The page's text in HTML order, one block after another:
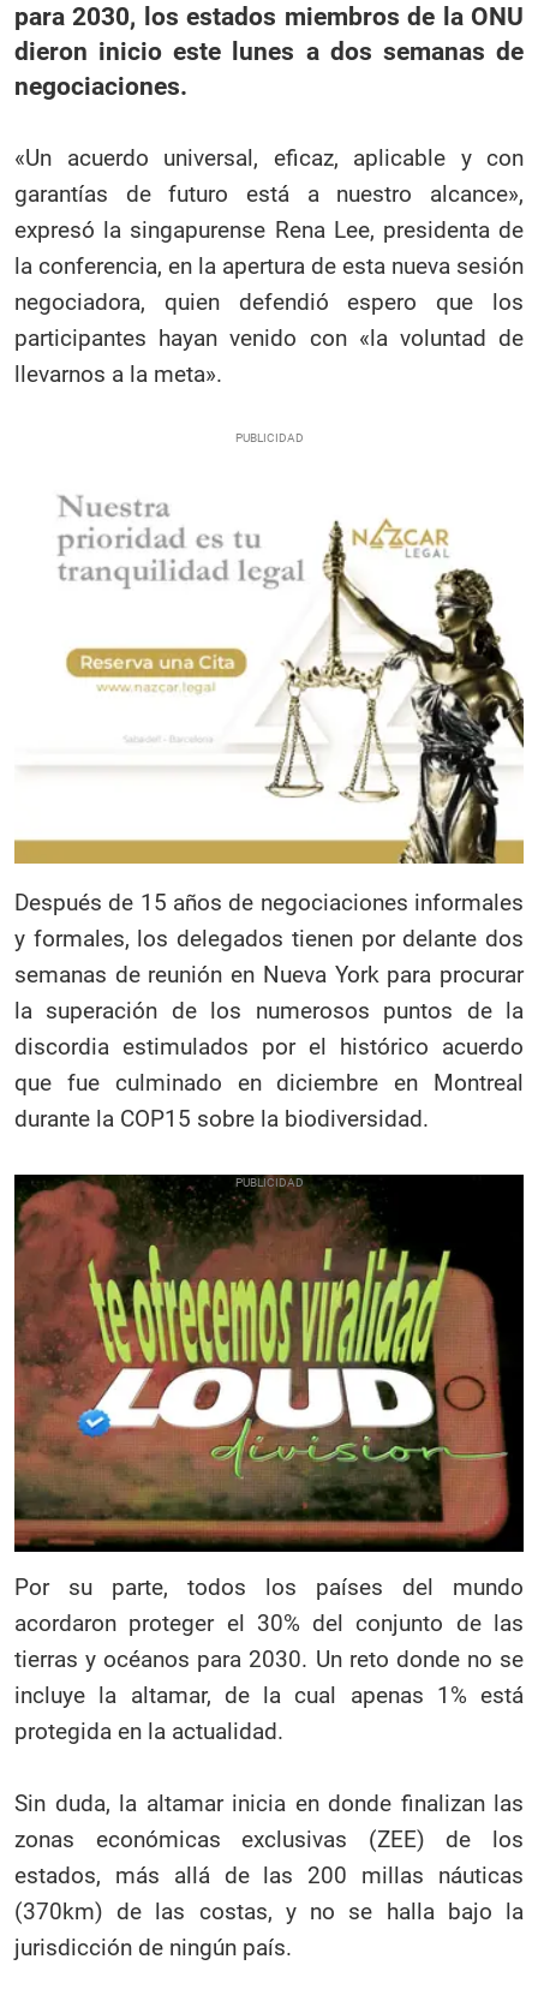
para 2030, los estados miembros de la ONU
dieron inicio este lunes a dos semanas de
negociaciones.
«Un acuerdo universal, eficaz, aplicable y con
garantías de futuro está a nuestro alcance»,
expresó la singapurense Rena Lee, presidenta de
la conferencia, en la apertura de esta nueva sesión
negociadora, quien defendió espero que los
participantes hayan venido con «la voluntad de
llevarnos a la meta».
Después de 15 años de negociaciones informales
y formales, los delegados tienen por delante dos
semanas de reunión en Nueva York para procurar
la superación de los numerosos puntos de la
discordia estimulados por el histórico acuerdo
que fue culminado en diciembre en Montreal
durante la COP15 sobre la biodiversidad.
Por su parte, todos los países del mundo
acordaron proteger el 30% del conjunto de las
tierras y océanos para 2030. Un reto donde no se
incluye la altamar, de la cual apenas 1% está
protegida en la actualidad.
Sin duda, la altamar inicia en donde finalizan las
zonas económicas exclusivas (ZEE) de los
estados, más allá de las 200 millas náuticas
(370km) de las costas, y no se halla bajo la
jurisdicción de ningún país.